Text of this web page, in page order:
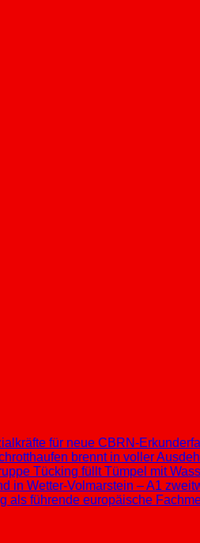
für neue CBRN-
brennt in voller
Tücking füllt Tümpel mit
in Wetter-Volmarstein – A1
als führende europäische